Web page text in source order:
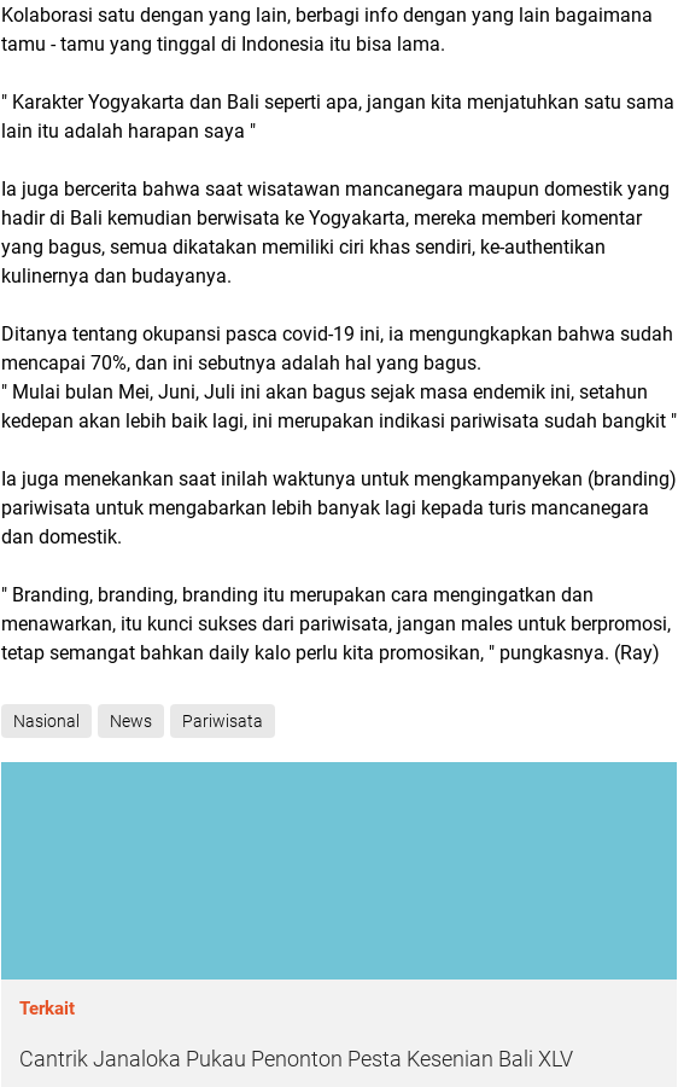
Kolaborasi satu dengan yang lain, berbagi info dengan yang lain bagaimana
tamu - tamu yang tinggal di Indonesia itu bisa lama.
" Karakter Yogyakarta dan Bali seperti apa, jangan kita menjatuhkan satu sama
lain itu adalah harapan saya "
Ia juga bercerita bahwa saat wisatawan mancanegara maupun domestik yang
hadir di Bali kemudian berwisata ke Yogyakarta, mereka memberi komentar
yang bagus, semua dikatakan memiliki ciri khas sendiri, ke-authentikan
kulinernya dan budayanya.
Ditanya tentang okupansi pasca covid-19 ini, ia mengungkapkan bahwa sudah
mencapai 70%, dan ini sebutnya adalah hal yang bagus.
" Mulai bulan Mei, Juni, Juli ini akan bagus sejak masa endemik ini, setahun
kedepan akan lebih baik lagi, ini merupakan indikasi pariwisata sudah bangkit "
Ia juga menekankan saat inilah waktunya untuk mengkampanyekan (branding)
pariwisata untuk mengabarkan lebih banyak lagi kepada turis mancanegara
dan domestik.
" Branding, branding, branding itu merupakan cara mengingatkan dan
menawarkan, itu kunci sukses dari pariwisata, jangan males untuk berpromosi,
tetap semangat bahkan daily kalo perlu kita promosikan, " pungkasnya. (Ray)
Nasional News Pariwisata
Terkait
Cantrik Janaloka Pukau Penonton Pesta Kesenian Bali XLV